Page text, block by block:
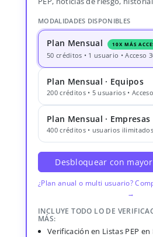
MODALIDADES DISPONIBLES
Plan Mensual 10X MÁS
50 créditos • 1 usuario • Acceso
Plan Mensual · Equipos
200 créditos • 5 usuarios •
Plan Mensual · Empresas
400 créditos • usuarios ilimitados
Desbloquear con
¿Plan anual o multi usuario?
→
INCLUYE TODO LO DE
MÁS:
Verificación en Listas PEP en